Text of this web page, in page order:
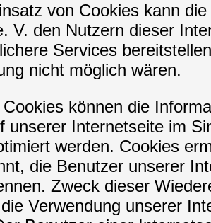
von Cookies kann
V. den Nutzern dieser
Services
nicht möglich wären.
können die
unserer Internetseite im
werden. Cookies
die Benutzer unserer
Zweck dieser
Verwendung unserer